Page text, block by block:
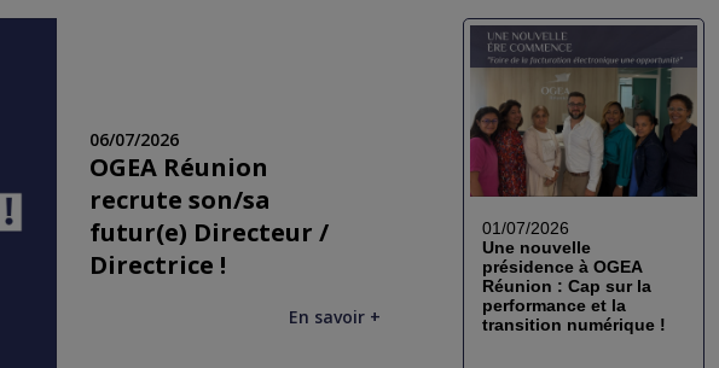
06/07/2026
OGEA Réunion
recrute son/sa
futur(e) Directeur /
Directrice !
En savoir +
01/07/2026
Une nouvelle
présidence à OGEA
Réunion : Cap sur la
performance et la
transition numérique !